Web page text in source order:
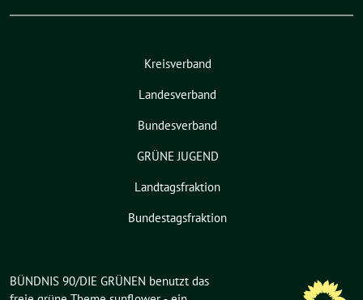
Kreisverband
Landesverband
Bundesverband
GRÜNE JUGEND
Landtagsfraktion
Bundestagsfraktion
BÜNDNIS 90/DIE GRÜNEN benutzt das